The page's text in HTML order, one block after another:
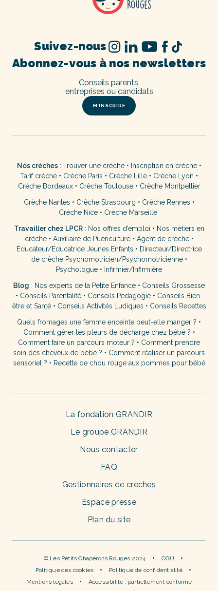
Abonnez-vous à nos newsletters
M’INSCRIRE
Conseils parents,
entreprises ou candidats
Suivez-nous
Nos crèches : Trouver une crèche• Inscription en crèche•
Tarif crèche • Crèche Paris • Crèche Lille • Crèche Lyon •
Crèche Bordeaux• Crèche Toulouse• Crèche Montpellier
Crèche Nantes • Crèche Strasbourg • Crèche Rennes •
Crèche Nice • Crèche Marseille
Travailler chez LPCR : Nos offres d’emploi • Nos métiers en
crèche• Auxiliaire de Puériculture• Agent de crèche•
Éducateur/Éducatrice Jeunes Enfants • Directeur/Directrice
de crèche Psychomotricien/Psychomotricienne•
Psychologue • Infirmier/Infirmière
Blog : Nos experts de la Petite Enfance • Conseils Grossesse
• Conseils Parentalité• Conseils Pédagogie• Conseils Bien-
être et Santé• Conseils Activités Ludiques • Conseils Recettes
Quels fromages une femme enceinte peut-elle manger ? •
Comment gérer les pleurs de décharge chez bébé ? •
Comment faire un parcours moteur ? • Comment prendre
soin des cheveux de bébé ? • Comment réaliser un parcours
sensoriel ? • Recette de chou rouge aux pommes pour bébé
La fondation GRANDIR
Le groupe GRANDIR
Nous contacter
FAQ
Gestionnaires de crèches
Espace presse
Plan du site
© Les Petits Chaperons Rouges 2024
CGU
Politique des cookies
Politique de confidentialité
Mentions légales
Accessibilité : partiellement conforme